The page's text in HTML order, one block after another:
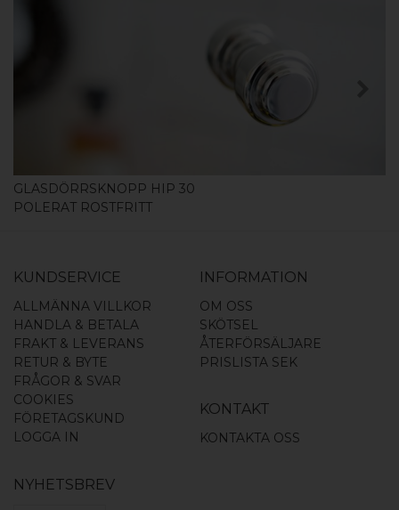
GLASDÖRRSKNOPP HIP 30
POLERAT ROSTFRITT
KUNDSERVICE
ALLMÄNNA VILLKOR
HANDLA & BETALA
FRAKT & LEVERANS
RETUR & BYTE
FRÅGOR & SVAR
COOKIES
FÖRETAGSKUND
LOGGA IN
INFORMATION
OM OSS
SKÖTSEL
ÅTERFÖRSÄLJARE
PRISLISTA SEK
KONTAKT
KONTAKTA OSS
NYHETSBREV